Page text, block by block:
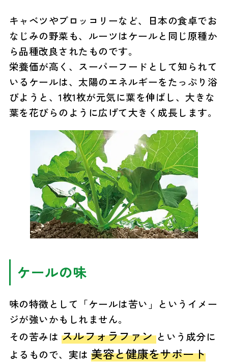
キャベツやブロッコリーなど、日本の食卓でお
なじみの野菜も、ルーツはケールと同じ原種か
ら品種改良されたものです。
栄養価が高く、スーパーフードとして知られて
いるケールは、太陽のエネルギーをたっぷり浴
びようと、1枚1枚が元気に葉を伸ばし、大きな
葉を花びらのように広げて大きく成長します。
ケールの味
味の特徴として「ケールは苦い」というイメー
ジが強いかもしれません。
その苦みは スルフォラファンという成分に
よるもので、実は美容と健康をサポート